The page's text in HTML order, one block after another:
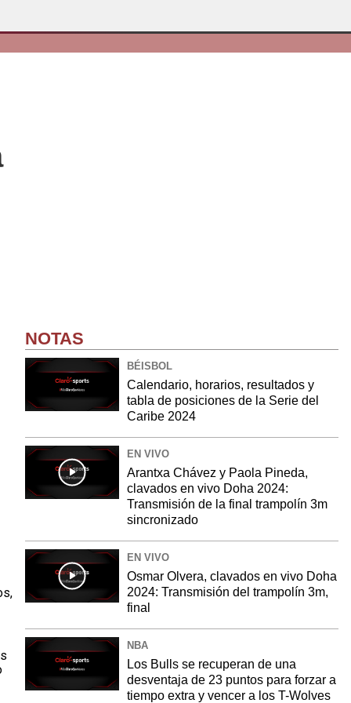
NOTAS
BÉISBOL
Calendario, horarios, resultados y
tabla de posiciones de la Serie del
Caribe 2024
EN VIVO
Arantxa Chávez y Paola Pineda,
clavados en vivo Doha 2024:
Transmisión de la final trampolín 3m
sincronizado
EN VIVO
Osmar Olvera, clavados en vivo Doha
2024: Transmisión del trampolín 3m,
final
NBA
Los Bulls se recuperan de una
desventaja de 23 puntos para forzar a
tiempo extra y vencer a los T-Wolves